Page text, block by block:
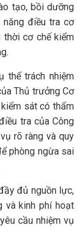
tạo, bồi dưỡng
điều tra cơ
thời cơ chế kiểm
thể trách nhiệm
Thủ trưởng Cơ
sát có thẩm
tra của Công
rõ ràng và quy
phòng ngừa sai
đủ nguồn lực,
và kinh phí hoạt
cầu nhiệm vụ